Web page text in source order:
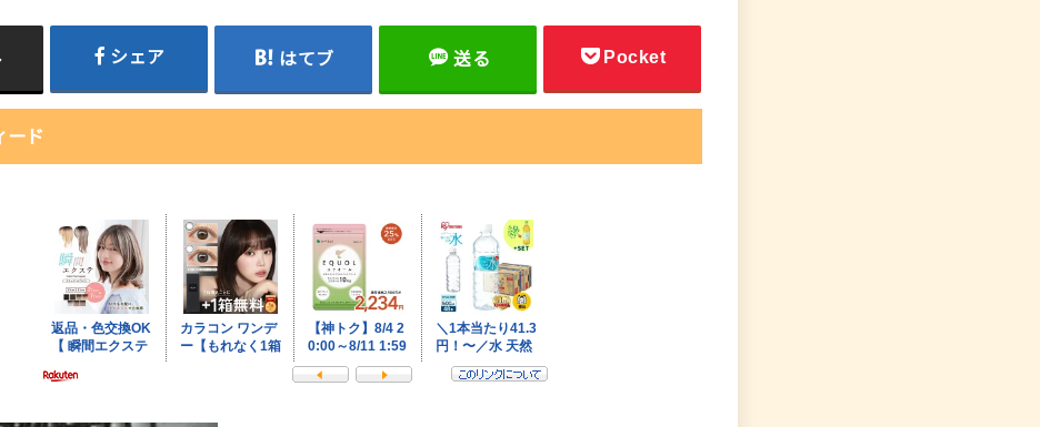
シェア はてブ 送る Pocket
ード